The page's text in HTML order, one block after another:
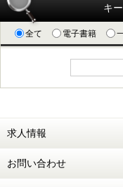
キ
全て 電子書籍
求人情報
お問い合わせ